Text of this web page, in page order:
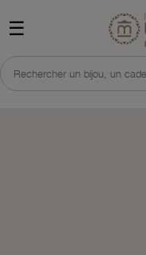
☰
Rechercher un bijou, un